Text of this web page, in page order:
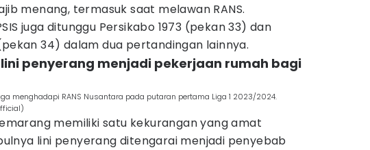
menang, termasuk saat melawan RANS.
juga ditunggu Persikabo 1973 (pekan 33) dan
34) dalam dua pertandingan lainnya.
penyerang menjadi pekerjaan rumah bagi
menghadapi RANS Nusantara pada putaran pertama Liga 1 2023/2024.
memiliki satu kekurangan yang amat
lini penyerang ditengarai menjadi penyebab